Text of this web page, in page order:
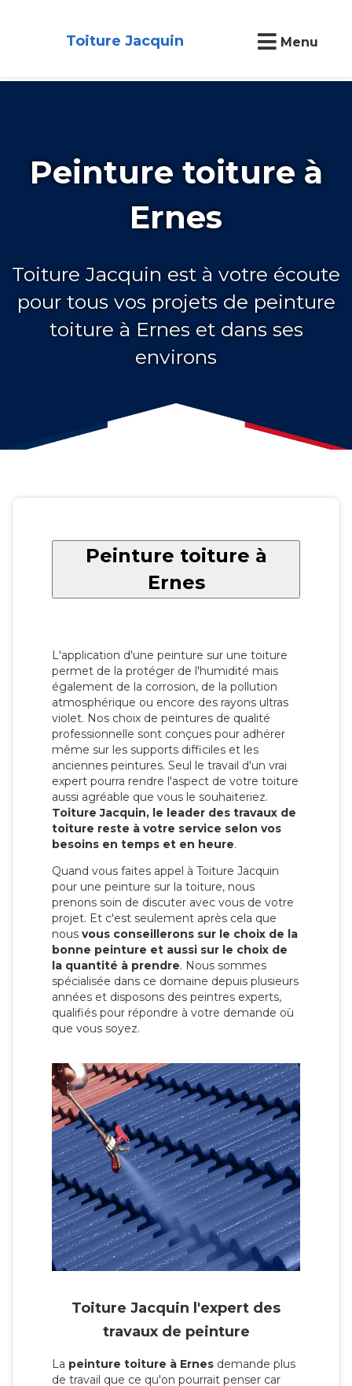
Toiture Jacquin Menu
Peinture toiture à
Ernes
Toiture Jacquin est à votre écoute
pour tous vos projets de peinture
toiture à Ernes et dans ses
environs
Peinture toiture à
Ernes
L'application d'une peinture sur une toiture
permet de la protéger de l'humidité mais
également de la corrosion, de la pollution
atmosphérique ou encore des rayons ultras
violet. Nos choix de peintures de qualité
professionnelle sont conçues pour adhérer
même sur les supports difficiles et les
anciennes peintures. Seul le travail d'un vrai
expert pourra rendre l'aspect de votre toiture
aussi agréable que vous le souhaiteriez.
Toiture Jacquin, le leader des travaux de
toiture reste à votre service selon vos
besoins en temps et en heure.
Quand vous faites appel à Toiture Jacquin
pour une peinture sur la toiture, nous
prenons soin de discuter avec vous de votre
projet. Et c'est seulement après cela que
nous vous conseillerons sur le choix de la
bonne peinture et aussi sur le choix de
la quantité à prendre. Nous sommes
spécialisée dans ce domaine depuis plusieurs
années et disposons des peintres experts,
qualifiés pour répondre à votre demande où
que vous soyez.
Toiture Jacquin l'expert des
travaux de peinture
La peinture toiture à Ernes demande plus
de travail que ce qu'on pourrait penser car